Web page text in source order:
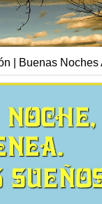
| Buenas Noches